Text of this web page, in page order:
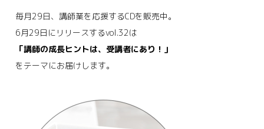
毎月29日、講師業を応援するCDを販売中。
6月29日にリリースするvol.32は
「講師の成長ヒントは、受講者にあり！」
をテーマにお届けします。